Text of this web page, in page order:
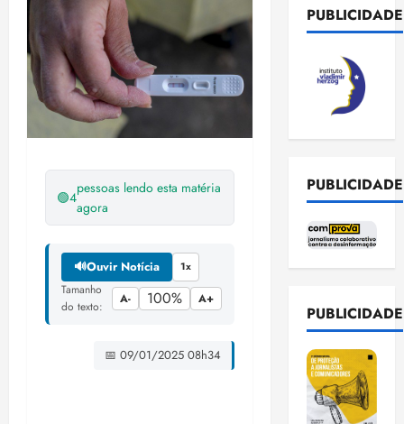
🟢4
pessoas lendo esta matéria
agora
🔊Ouvir Notícia 1x
Tamanho
do texto:
A- 100% A+
📅 09/01/2025 08h34
PUBLICIDADE
PUBLICIDADE
PUBLICIDADE